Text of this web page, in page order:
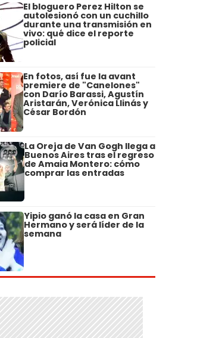
El bloguero Perez Hilton se
autolesionó con un cuchillo
durante una transmisión en
vivo: qué dice el reporte
policial
En fotos, así fue la avant
premiere de "Canelones"
con Darío Barassi, Agustín
Aristarán, Verónica Llinás y
César Bordón
La Oreja de Van Gogh llega a
Buenos Aires tras el regreso
de Amaia Montero: cómo
comprar las entradas
Yipio ganó la casa en Gran
Hermano y será líder de la
semana